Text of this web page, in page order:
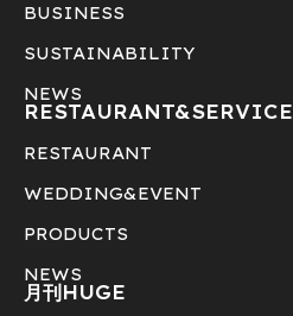
BUSINESS
SUSTAINABILITY
NEWS
RESTAURANT&SERVICE
RESTAURANT
WEDDING&EVENT
PRODUCTS
NEWS
月刊HUGE